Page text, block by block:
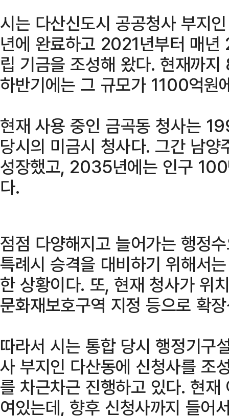
시는 다산신도시 공공청사 부지
년에 완료하고 2021년부터 매
립 기금을 조성해 왔다. 현재까
하반기에는 그 규모가 1100억원
현재 사용 중인 금곡동 청사는
당시의 미금시 청사다. 그간 남
성장했고, 2035년에는 인구
다.
점점 다양해지고 늘어가는 행정
특례시 승격을 대비하기 위해서
한 상황이다. 또, 현재 청사가 위
문화재보호구역 지정 등으로 확
따라서 시는 통합 당시 행정기구
사 부지인 다산동에 신청사를 조
를 차근차근 진행하고 있다. 현
여있는데, 향후 신청사까지 들어